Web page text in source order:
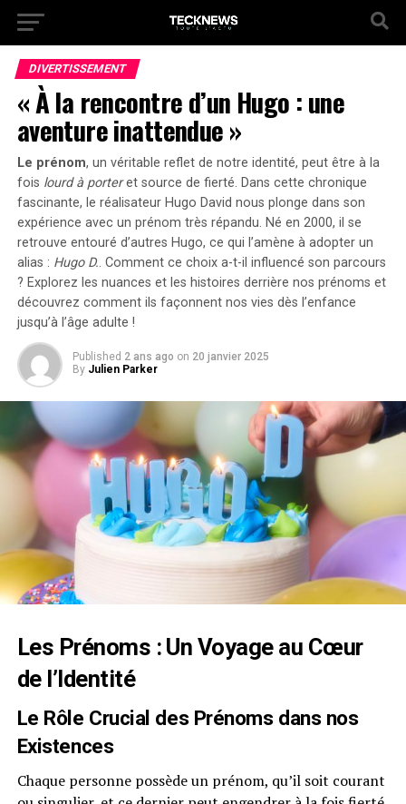
DIVERTISSEMENT
« À la rencontre d’un Hugo : une
aventure inattendue »
Le prénom, un véritable reflet de notre identité, peut être à la
fois lourd à porteret source de fierté. Dans cette chronique
fascinante, le réalisateur Hugo David nous plonge dans son
expérience avec un prénom très répandu. Né en 2000, il se
retrouve entouré d’autres Hugo, ce qui l’amène à adopter un
alias : Hugo D.. Comment ce choix a-t-il influencé son parcours
? Explorez les nuances et les histoires derrière nos prénoms et
découvrez comment ils façonnent nos vies dès l’enfance
jusqu’à l’âge adulte !
Published 2 ans ago on 20 janvier 2025
By Julien Parker
Les Prénoms : Un Voyage au Cœur
de l’Identité
Le Rôle Crucial des Prénoms dans nos
Existences
Chaque personne possède un prénom, qu’il soit courant